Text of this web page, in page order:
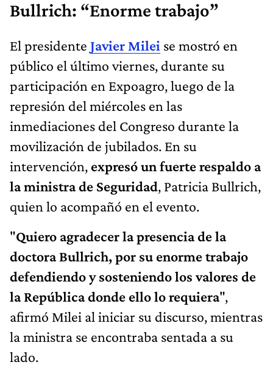
Bullrich: “Enorme trabajo”
El presidente Javier Milei se mostró en
público el último viernes, durante su
participación en Expoagro, luego de la
represión del miércoles en las
inmediaciones del Congreso durante la
movilización de jubilados. En su
intervención, expresó un fuerte respaldo a
la ministra de Seguridad, Patricia Bullrich,
quien lo acompañó en el evento.
"Quiero agradecer la presencia de la
doctora Bullrich, por su enorme trabajo
defendiendo y sosteniendo los valores de
la República donde ello lo requiera",
afirmó Milei al iniciar su discurso, mientras
la ministra se encontraba sentada a su
lado.